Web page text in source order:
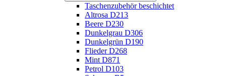
Taschenzubehör beschichtet
Altrosa D213
Beere D230
Dunkelgrau D306
Dunkelgrün D190
Flieder D268
Mint D871
Petrol D103